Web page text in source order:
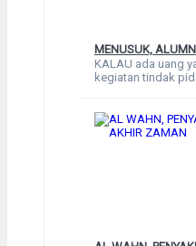
MENUSUK,
KALAU ada uang
kegiatan tindak